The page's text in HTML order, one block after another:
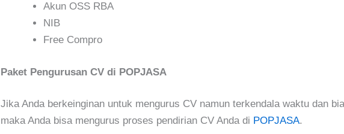
Akun OSS RBA
NIB
Free Compro
Paket Pengurusan CV di POPJASA
Jika Anda berkeinginan untuk mengurus CV namun terkendala waktu dan
maka Anda bisa mengurus proses pendirian CV Anda di POPJASA.